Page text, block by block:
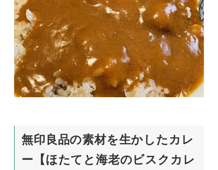
無印良品の素材を生かしたカレ
ー【ほたてと海老のビスクカレ